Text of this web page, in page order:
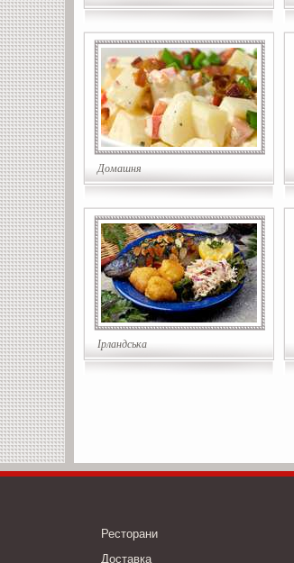
Домашня
Ірландська
Ресторани
Доставка